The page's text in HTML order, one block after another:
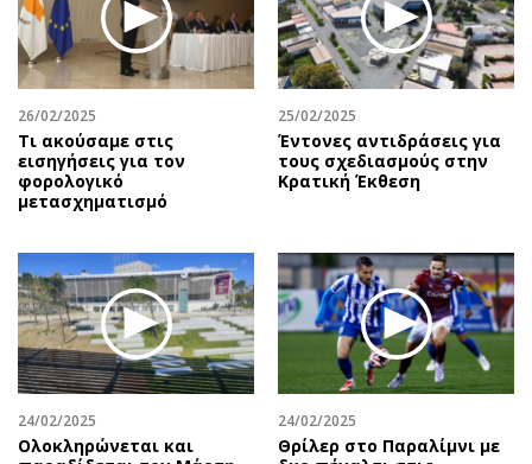
26/02/2025
Τι ακούσαμε στις
εισηγήσεις για τον
φορολογικό
μετασχηματισμό
25/02/2025
Έντονες αντιδράσεις για
τους σχεδιασμούς στην
Κρατική Έκθεση
24/02/2025
Ολοκληρώνεται και
24/02/2025
Θρίλερ στο Παραλίμνι με